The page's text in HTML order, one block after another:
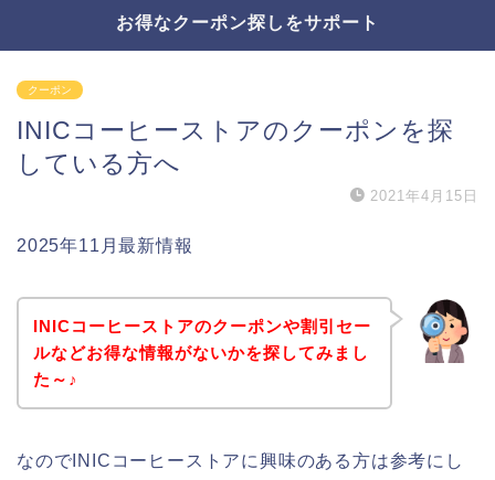
お得なクーポン探しをサポート
クーポン
INICコーヒーストアのクーポンを探
している方へ
2021年4月15日
2025年11月最新情報
INICコーヒーストアのクーポンや割引セー
ルなどお得な情報がないかを探してみまし
た～♪
なのでINICコーヒーストアに興味のある方は参考にし